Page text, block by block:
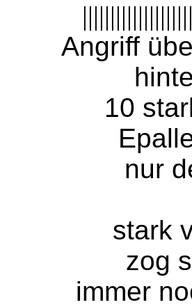
Angriff
10
nur
stark
zog
immer